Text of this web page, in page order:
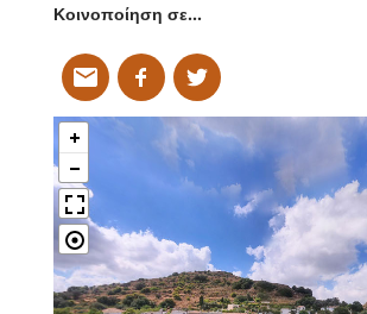
Κοινοποίηση σε…